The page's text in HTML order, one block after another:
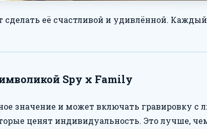
её счастливой и удивлённой.
Spy x Family
значение и может включать гравировку
ценят индивидуальность. Это лучше,